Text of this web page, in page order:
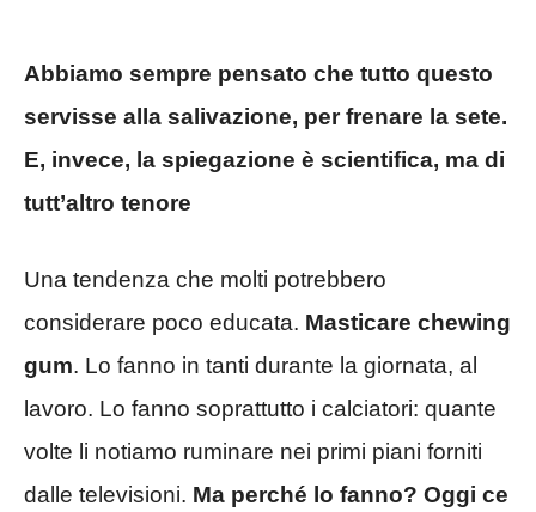
Abbiamo sempre pensato che tutto questo
servisse alla salivazione, per frenare la sete.
E, invece, la spiegazione è scientifica, ma di
tutt’altro tenore
Una tendenza che molti potrebbero
considerare poco educata. Masticare chewing
gum. Lo fanno in tanti durante la giornata, al
lavoro. Lo fanno soprattutto i calciatori: quante
volte li notiamo ruminare nei primi piani forniti
dalle televisioni. Ma perché lo fanno? Oggi ce